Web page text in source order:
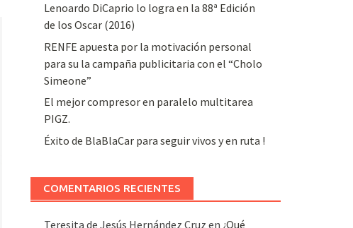
Lenoardo DiCaprio lo logra en la 88ª Edición
de los Oscar (2016)
RENFE apuesta por la motivación personal
para su la campaña publicitaria con el “Cholo
Simeone”
El mejor compresor en paralelo multitarea
PIGZ.
Éxito de BlaBlaCar para seguir vivos y en ruta !
COMENTARIOS RECIENTES
Teresita de Jesús Hernández Cruz en ¿Qué